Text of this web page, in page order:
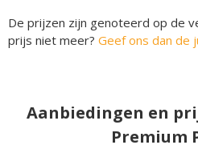
De prijzen zijn genoteerd op de
prijs niet meer? Geef ons dan de
Aanbiedingen en
Premium